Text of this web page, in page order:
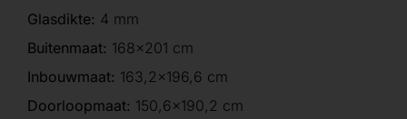
Glasdikte: 4 mm
Buitenmaat: 168×201 cm
Inbouwmaat: 163,2×196,6 cm
Doorloopmaat: 150,6×190,2 cm